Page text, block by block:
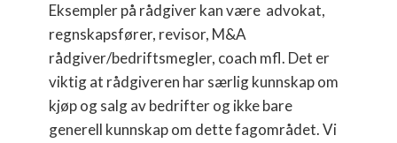
Eksempler på rådgiver kan være advokat,
regnskapsfører, revisor, M&A
rådgiver/bedriftsmegler, coach mfl. Det er
viktig at rådgiveren har særlig kunnskap om
kjøp og salg av bedrifter og ikke bare
generell kunnskap om dette fagområdet. Vi